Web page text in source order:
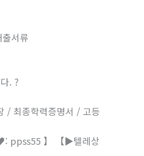
서류
. ?
/ 최종학력증명서 / 고등
ppss55 】 【▶텔레상